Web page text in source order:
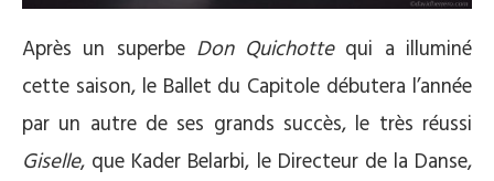
Après un superbe Don Quichottequi a illuminé
cette saison, le Ballet du Capitole débutera l’année
par un autre de ses grands succès, le très réussi
Giselle, que Kader Belarbi, le Directeur de la Danse,